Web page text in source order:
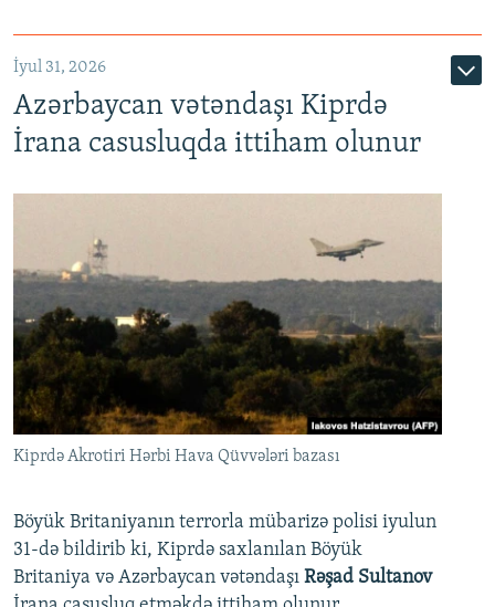
İyul 31, 2026
Azərbaycan vətəndaşı Kiprdə
İrana casusluqda ittiham olunur
Kiprdə Akrotiri Hərbi Hava Qüvvələri bazası
Böyük Britaniyanın terrorla mübarizə polisi iyulun
31-də bildirib ki, Kiprdə saxlanılan Böyük
Britaniya və Azərbaycan vətəndaşı Rəşad Sultanov